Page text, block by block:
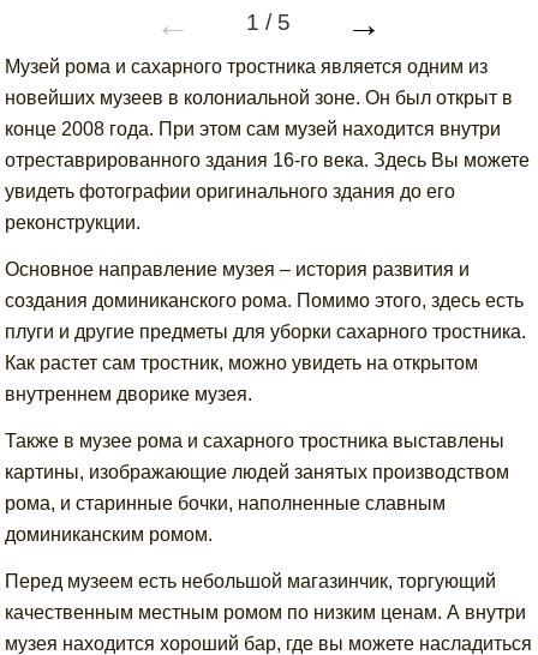
← 1 / 5 →
Музей рома и сахарного тростника является одним из
новейших музеев в колониальной зоне. Он был открыт в
конце 2008 года. При этом сам музей находится внутри
отреставрированного здания 16-го века. Здесь Вы можете
увидеть фотографии оригинального здания до его
реконструкции.
Основное направление музея – история развития и
создания доминиканского рома. Помимо этого, здесь есть
плуги и другие предметы для уборки сахарного тростника.
Как растет сам тростник, можно увидеть на открытом
внутреннем дворике музея.
Также в музее рома и сахарного тростника выставлены
картины, изображающие людей занятых производством
рома, и старинные бочки, наполненные славным
доминиканским ромом.
Перед музеем есть небольшой магазинчик, торгующий
качественным местным ромом по низким ценам. А внутри
музея находится хороший бар, где вы можете насладиться